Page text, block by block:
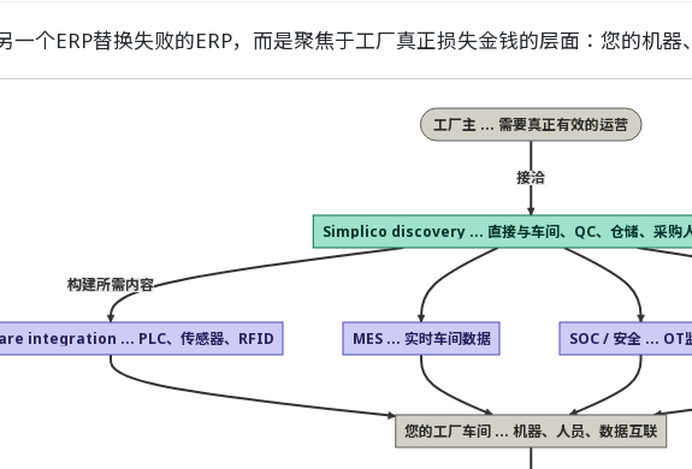
个ERP替换失败的ERP，而是聚焦于工厂真正损失金钱的层面：您的机器
接洽
构建所需内容
工厂主 ... 需要真正有效的运营
Simplico discovery ... 直接与车间、QC、仓储、采购
integration ... PLC、传感器、RFID MES ... 实时车间数据 SOC / 安全 ... OT
您的工厂车间 ... 机器、人员、数据互联